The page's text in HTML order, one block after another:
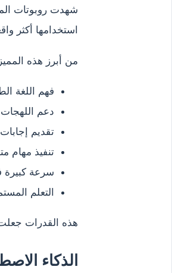
شهدت روبوتات
استخدامها أكثر
من أبرز هذه
فهم اللغة
دعم اللهجات
تقديم
تنفيذ مهام
سرعة كبيرة
التعلم
هذه القدرات جعلت
الذكاء